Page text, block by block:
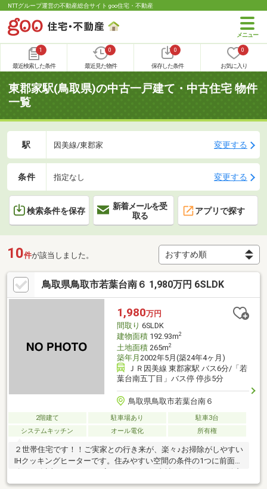
NTTグループ運営の不動産総合サイト goo住宅・不動産
1
最近検索した条件
0
最近見た物件
0
保存した条件
0
お気に入り
東郡家駅(鳥取県)の中古一戸建て・中古住宅 物件
一覧
駅 因美線/東郡家 変更する
条件 指定なし 変更する
検索条件を保存
新着メールを受
取る
アプリで探す
10件が該当しました。
鳥取県鳥取市若葉台南６ 1,980万円 6SLDK
1,980万円
間取り 6SLDK
建物面積192.93m2
土地面積265m2
築年月 2002年5月(築24年4ヶ月)
ＪＲ因美線 東郡家駅 バス6分/「若
葉台南五丁目」バス停 停歩5分
鳥取県鳥取市若葉台南６
2階建て 駐車場あり
駐車3台
システムキッチン
オール電化 所有権
２世帯住宅です！！ご実家との行き来が、楽々♪お掃除がしやすい
IHクッキングヒーターです。住みやすい空間の条件の1つに前面道
を取り扱っておりますので、お客様の希望する不動産を見つけ、